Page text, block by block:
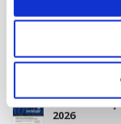
Revue
10 juil.
Revue
2026